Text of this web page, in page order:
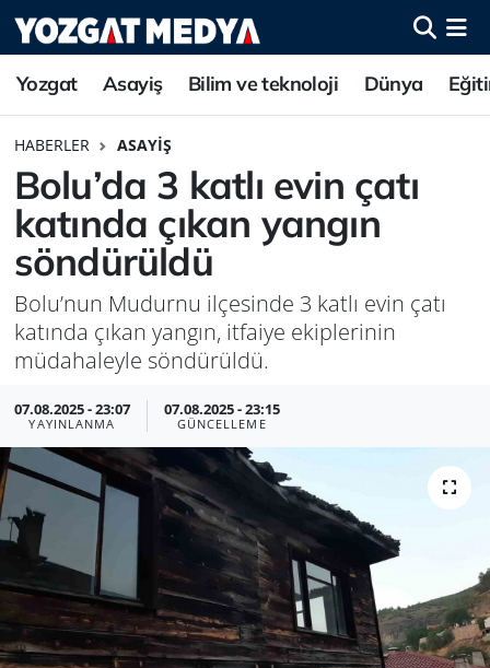
Yozgat Asayiş Bilim ve teknoloji Dünya
HABERLER ASAYIŞ
Bolu’da 3 katlı evin çatı
katında çıkan yangın
söndürüldü
Bolu’nun Mudurnu ilçesinde 3 katlı evin çatı
katında çıkan yangın, itfaiye ekiplerinin
müdahaleyle söndürüldü.
07.08.2025 - 23:07
YAYINLANMA
07.08.2025 - 23:15
GÜNCELLEME